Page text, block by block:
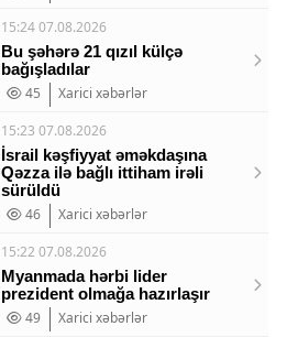
15:24 07.08.2026
Bu şəhərə 21 qızıl külçə
bağışladılar
45
Xarici xəbərlər
15:23 07.08.2026
İsrail kəşfiyyat əməkdaşına
Qəzza ilə bağlı ittiham irəli
sürüldü
46
Xarici xəbərlər
15:22 07.08.2026
Myanmada hərbi lider
prezident olmağa hazırlaşır
49
Xarici xəbərlər